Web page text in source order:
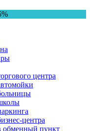
центра
центра
обменный пункт